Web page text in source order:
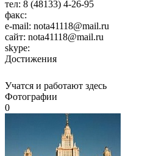
тел: 8 (48133) 4-26-95
факс:
e-mail: nota41118@mail.ru
сайт: nota41118@mail.ru
skype:
Достижения
Учатся и работают здесь
Фотографии
0